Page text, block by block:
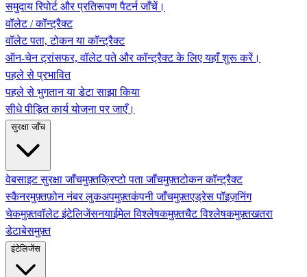
समुदाय रिपोर्ट और प्रतिरूपण पैटर्न जाँचें।
वॉलेट / कॉन्ट्रैक्ट
वॉलेट पता, टोकन या कॉन्ट्रैक्ट
ऑन-चेन ट्रांसफर, वॉलेट पते और कॉन्ट्रैक्ट के लिए यहाँ शुरू करें।
पहले से प्रभावित
पहले से भुगतान या डेटा साझा किया
सीधे पीड़ित कार्य योजना पर जाएँ।
सुरक्षा जाँच
वेबसाइट सुरक्षा जाँचमुफ़्तक्रिप्टो पता जाँचमुफ़्तटोकन कॉन्ट्रैक्ट
स्कैनरमुफ़्तफ़ोन नंबर लुकअपमुफ़्तकंपनी जाँचमुफ़्तएड्रेस पॉइज़निंग
चेकमुफ़्तवॉलेट इंटेलिजेंसनयाईमेल विश्लेषकमुफ़्तचैट विश्लेषकमुफ़्तखतरा
डेटाबेसमुफ़्त
इंटेलिजेंस